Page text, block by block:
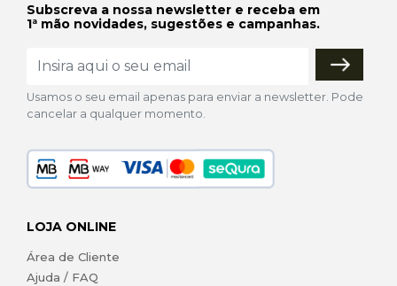
Subscreva a nossa newsletter e receba em
1ª mão novidades, sugestões e campanhas.
Usamos o seu email apenas para enviar a newsletter. Pode
cancelar a qualquer momento.
LOJA ONLINE
Área de Cliente
Ajuda / FAQ